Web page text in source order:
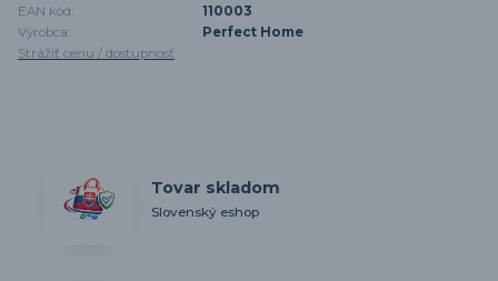
EAN kód:
110003
Výrobca:
Perfect Home
Strážiť cenu / dostupnosť
Tovar skladom
Slovenský eshop